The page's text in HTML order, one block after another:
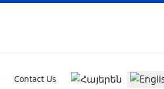
Contact Us Select your language